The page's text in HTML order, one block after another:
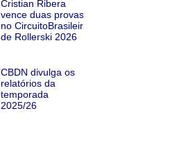
Cristian Ribera
vence duas provas
no CircuitoBrasileiro
de Rollerski 2026
CBDN divulga os
relatórios da
temporada
2025/26